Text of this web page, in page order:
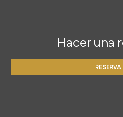
Hacer una
RESERVA